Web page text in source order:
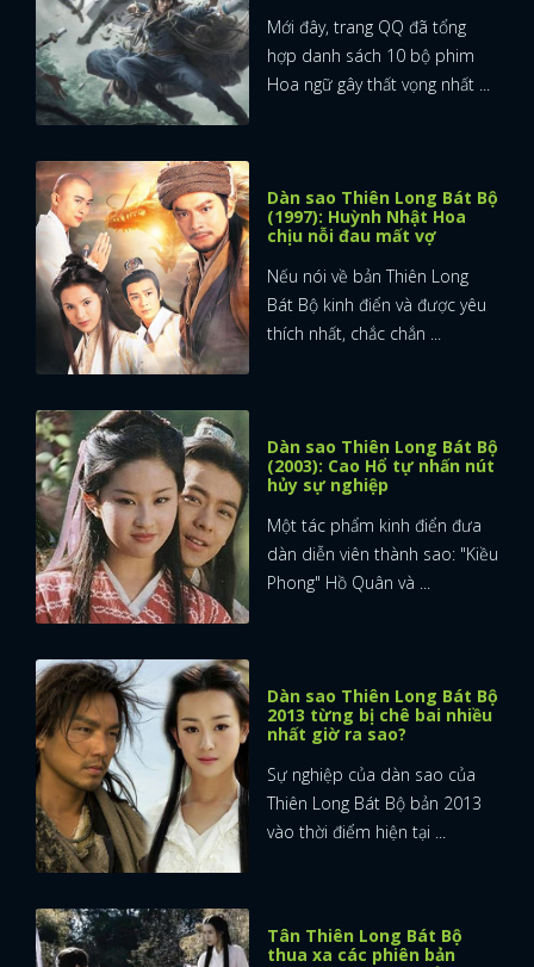
Mới đây, trang QQ đã tổng
hợp danh sách 10 bộ phim
Hoa ngữ gây thất vọng nhất ...
Dàn sao Thiên Long Bát Bộ
(1997): Huỳnh Nhật Hoa
chịu nỗi đau mất vợ
Nếu nói về bản Thiên Long
Bát Bộ kinh điển và được yêu
thích nhất, chắc chắn ...
Dàn sao Thiên Long Bát Bộ
(2003): Cao Hổ tự nhấn nút
hủy sự nghiệp
Một tác phẩm kinh điển đưa
dàn diễn viên thành sao: "Kiều
Phong" Hồ Quân và ...
Dàn sao Thiên Long Bát Bộ
2013 từng bị chê bai nhiều
nhất giờ ra sao?
Sự nghiệp của dàn sao của
Thiên Long Bát Bộ bản 2013
vào thời điểm hiện tại ...
Tân Thiên Long Bát Bộ
thua xa các phiên bản